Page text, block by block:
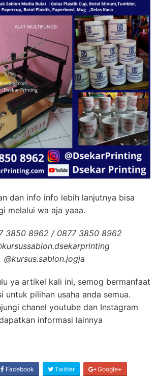
dan info info lebih lanjutnya bisa
melalui wa aja yaaa.
3850 8962 / 0877 3850 8962
@kursus.sablon.jogja
ya artikel kali ini, semog bermanfaat
untuk pilihan usaha anda semua.
chanel youtube dan Instagram
informasi lainnya
Facebook Twitter Google+